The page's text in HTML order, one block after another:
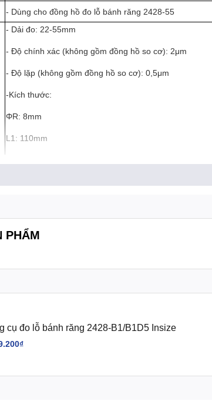
- Dùng cho đồng hồ đo lỗ bánh răng 2428-55
- Dải đo: 22-55mm
- Độ chính xác (không gồm đồng hồ so cơ): 2μm
- Độ lặp (không gồm đồng hồ so cơ): 0,5μm
-Kích thước:
ΦR: 8mm
L1: 110mm
PHẨM
cụ đo lỗ bánh răng 2428-B1/B1D5 Insize